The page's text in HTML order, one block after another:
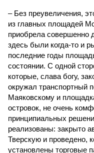
– Без преувеличения,
из главных площадей
приобрела совершенно
здесь были когда-то и
последние годы
состоянии. С одной
которые, слава богу,
окружал транспортный
Маяковскому и
островок, не очень
принципиальных
реализованы: закрыто
Тверскую и проведено,
установлены торговые